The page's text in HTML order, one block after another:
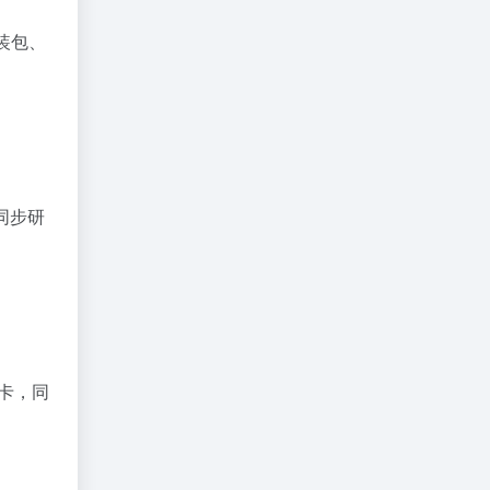
、
步研
，同